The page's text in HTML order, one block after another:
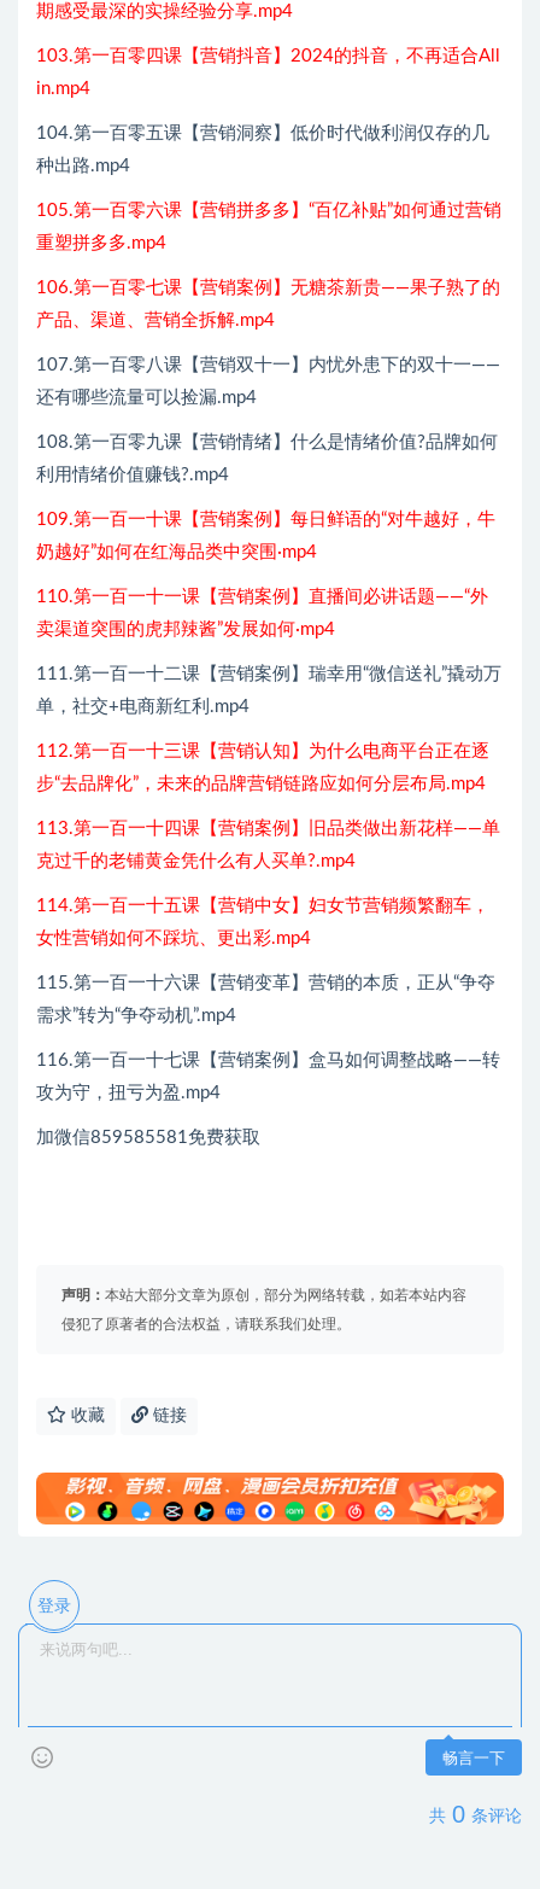
期感受最深的实操经验分享.mp4
103.第一百零四课【营销抖音】2024的抖音，不再适合All
in.mp4
104.第一百零五课【营销洞察】低价时代做利润仅存的几
种出路.mp4
105.第一百零六课【营销拼多多】“百亿补贴”如何通过营销
重塑拼多多.mp4
106.第一百零七课【营销案例】无糖茶新贵——果子熟了的
产品、渠道、营销全拆解.mp4
107.第一百零八课【营销双十一】内忧外患下的双十一——
还有哪些流量可以捡漏.mp4
108.第一百零九课【营销情绪】什么是情绪价值?品牌如何
利用情绪价值赚钱?.mp4
109.第一百一十课【营销案例】每日鲜语的“对牛越好，牛
奶越好”如何在红海品类中突围·mp4
110.第一百一十一课【营销案例】直播间必讲话题——“外
卖渠道突围的虎邦辣酱”发展如何·mp4
111.第一百一十二课【营销案例】瑞幸用“微信送礼”撬动万
单，社交+电商新红利.mp4
112.第一百一十三课【营销认知】为什么电商平台正在逐
步“去品牌化”，未来的品牌营销链路应如何分层布局.mp4
113.第一百一十四课【营销案例】旧品类做出新花样——单
克过千的老铺黄金凭什么有人买单?.mp4
114.第一百一十五课【营销中女】妇女节营销频繁翻车，
女性营销如何不踩坑、更出彩.mp4
115.第一百一十六课【营销变革】营销的本质，正从“争夺
需求”转为“争夺动机”.mp4
116.第一百一十七课【营销案例】盒马如何调整战略——转
攻为守，扭亏为盈.mp4
加微信859585581免费获取
声明： 本站大部分文章为原创，部分为网络转载，如若本站内容
侵犯了原著者的合法权益，请联系我们处理。
收藏 链接
登录
畅言一下
共 0 条评论